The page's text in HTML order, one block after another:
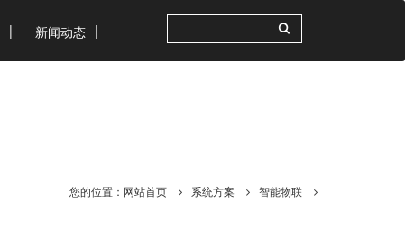
新闻动态
您的位置： 网站首页 系统方案 智能物联